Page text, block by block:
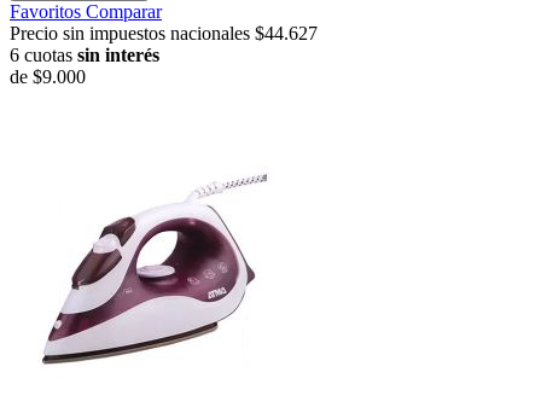
Favoritos Comparar
Precio sin impuestos nacionales $44.627
6 cuotas sin interés
de $9.000